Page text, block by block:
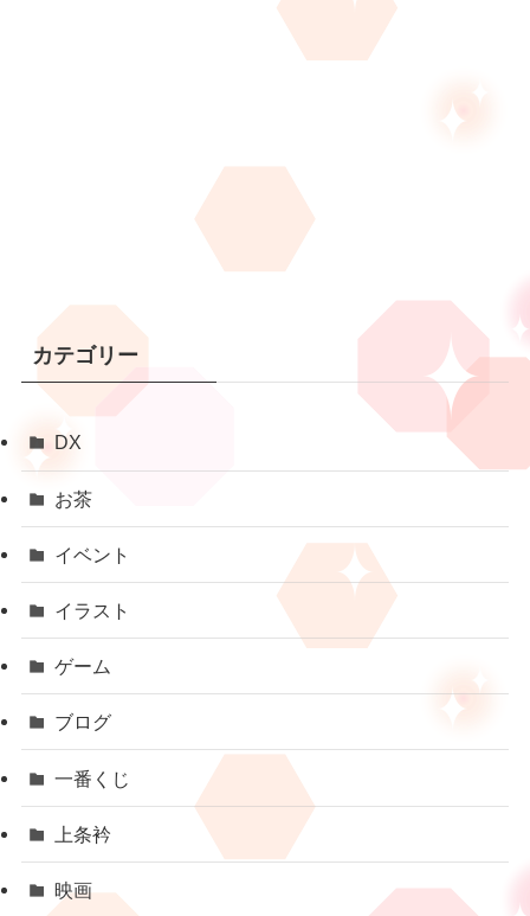
カテゴリー
DX
お茶
イベント
イラスト
ゲーム
ブログ
一番くじ
上条衿
映画